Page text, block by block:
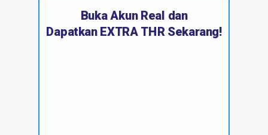
Buka Akun Real dan
Dapatkan EXTRA THR Sekarang!